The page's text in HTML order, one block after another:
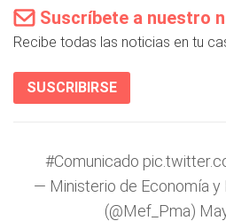
Suscríbete a nuestro
Recibe todas las noticias en tu
SUSCRIBIRSE
#Comunicado
— Ministerio de Economía y
(@Mef_Pma)